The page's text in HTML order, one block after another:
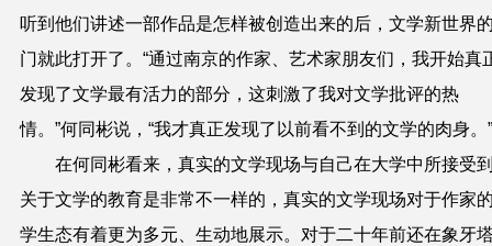
听到他们讲述一部作品是怎样被创造出来的后，文学新世界
门就此打开了。“通过南京的作家、艺术家朋友们，我开始真
发现了文学最有活力的部分，这刺激了我对文学批评的热
情。”何同彬说，“我才真正发现了以前看不到的文学的肉身。”
在何同彬看来，真实的文学现场与自己在大学中所接受
关于文学的教育是非常不一样的，真实的文学现场对于作家
学生态有着更为多元、生动地展示。对于二十年前还在象牙